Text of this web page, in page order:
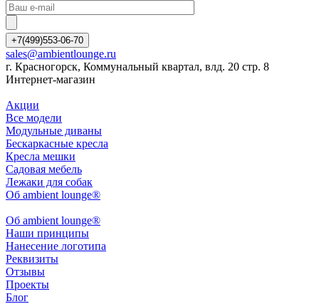
+7(499)553-06-70
sales@ambientlounge.ru
г. Красногорск, Коммунальный квартал, влд. 20 стр. 8
Интернет-магазин
Акции
Все модели
Модульные диваны
Бескаркасные кресла
Кресла мешки
Садовая мебель
Лежаки для собак
Об ambient lounge®
Oб ambient lounge®
Наши принципы
Нанесение логотипа
Реквизиты
Отзывы
Проекты
Блог